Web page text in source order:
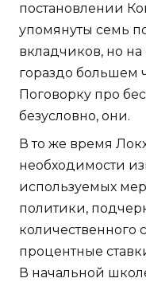
постановлении
упомянуты семь
вкладчиков, но
гораздо большем
Поговорку про
безусловно, они.
В то же время
необходимости
используемых
политики,
количественного
процентные
В начальной